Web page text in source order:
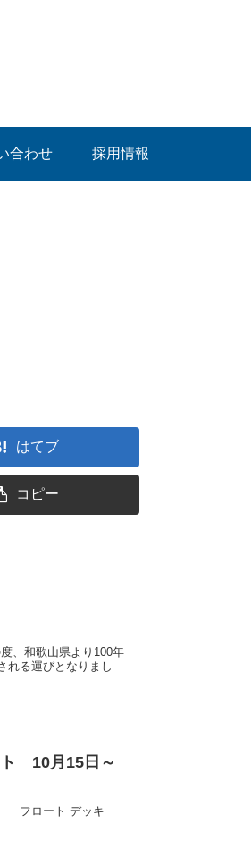
合わせ 採用情報
はてブ
コピー
、和歌山県より100年
れる運びとなりまし
ト 10月15日～
ロート デッキ